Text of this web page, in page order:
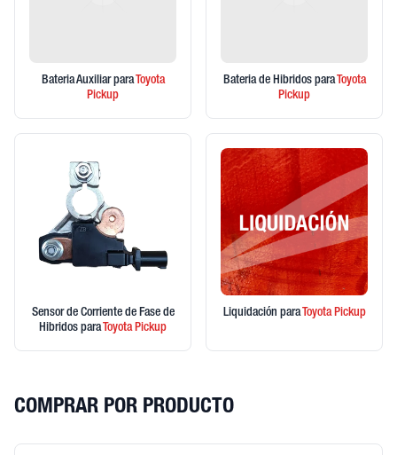
Bateria Auxiliar para Toyota
Pickup
Bateria de Hibridos para Toyota
Pickup
Sensor de Corriente de Fase de
Hibridos para ToyotaPickup
Liquidación para ToyotaPickup
COMPRAR POR PRODUCTO